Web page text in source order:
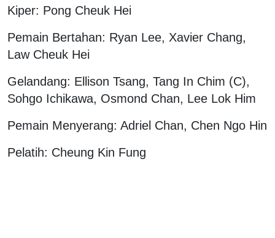
Kiper: Pong Cheuk Hei
Pemain Bertahan: Ryan Lee, Xavier Chang,
Law Cheuk Hei
Gelandang: Ellison Tsang, Tang In Chim (C),
Sohgo Ichikawa, Osmond Chan, Lee Lok Him
Pemain Menyerang: Adriel Chan, Chen Ngo Hin
Pelatih: Cheung Kin Fung